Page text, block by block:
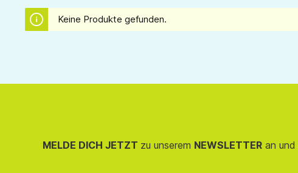
Keine Produkte gefunden.
MELDE DICH JETZT zu unserem NEWSLETTERan und